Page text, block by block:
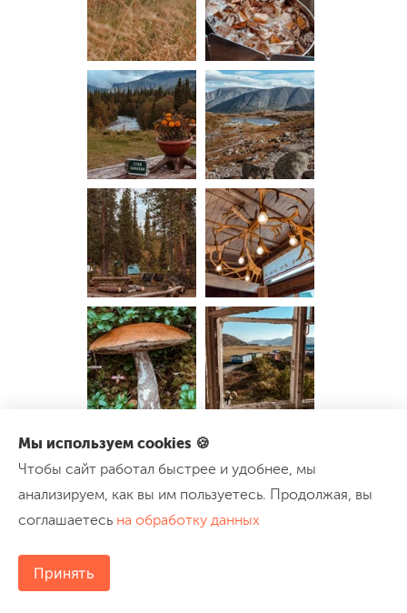
Мы используем cookies 🍪
Чтобы сайт работал быстрее и удобнее, мы
анализируем, как вы им пользуетесь. Продолжая, вы
соглашаетесь на обработку данных
Принять